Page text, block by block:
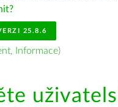
25.8.6
, Informace)